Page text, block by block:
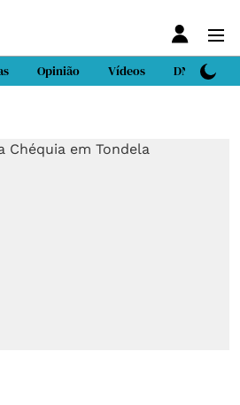
Opinião Vídeos DN Sport